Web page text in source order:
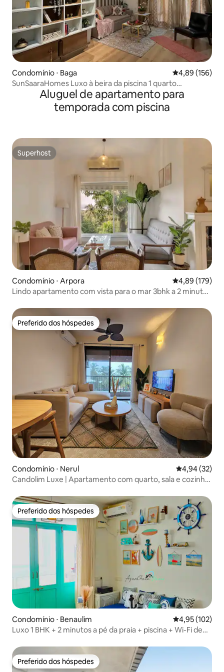
Condomínio ⋅ Baga 4,89 de uma
4,89 (156)
SunSaaraHomes Luxo à beira da piscina 1 quarto
Estacionamento Wi-Fi
Aluguel de apartamento para
temporada com piscina
Superhost
Superhost
Condomínio ⋅ Arpora 4,89 de uma
4,89 (179)
Lindo apartamento com vista para o mar 3bhk a 2 minutos
Preferido dos hóspedes
Preferido dos hóspedes
Condomínio ⋅ Nerul 4,94 de uma
4,94 (32)
Candolim Luxe | Apartamento com quarto, sala e cozinha
Preferido dos hóspedes
Preferido dos hóspedes
Condomínio ⋅ Benaulim 4,95 de uma
4,95 (102)
Luxo 1 BHK + 2 minutos a pé da praia + piscina + Wi-Fi de
Preferido dos hóspedes
Preferido dos hóspedes